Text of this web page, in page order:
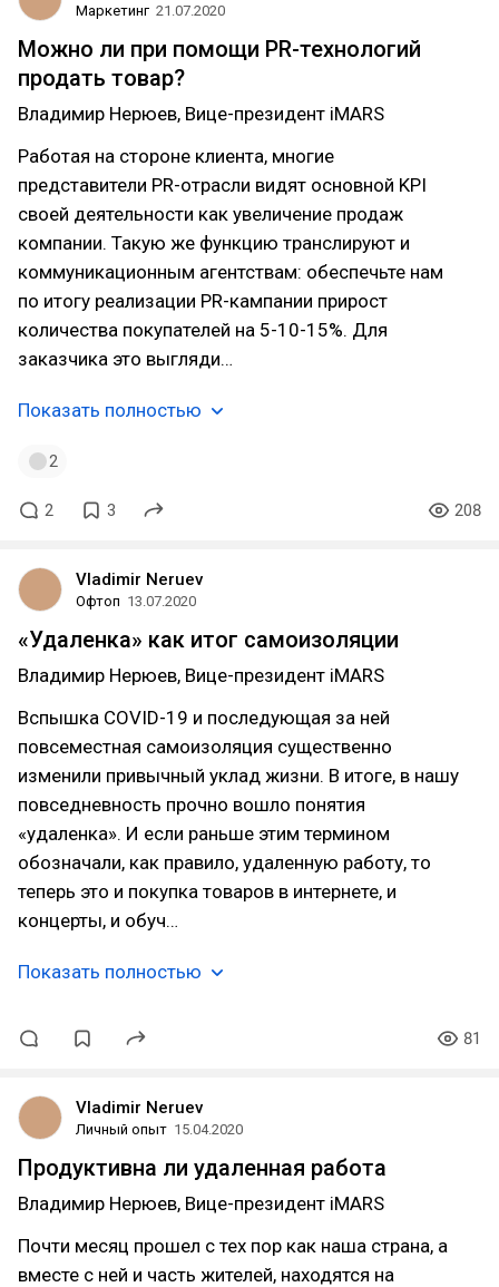
Маркетинг 21.07.2020
Можно ли при помощи PR-технологий
продать товар?
Владимир Нерюев, Вице-президент iMARS
Работая на стороне клиента, многие
представители PR-отрасли видят основной KPI
своей деятельности как увеличение продаж
компании. Такую же функцию транслируют и
коммуникационным агентствам: обеспечьте нам
по итогу реализации PR-кампании прирост
количества покупателей на 5-10-15%. Для
заказчика это выгляди…
Показать полностью
2
2 3 208
Vladimir Neruev
Офтоп 13.07.2020
«Удаленка» как итог самоизоляции
Владимир Нерюев, Вице-президент iMARS
Вспышка COVID-19 и последующая за ней
повсеместная самоизоляция существенно
изменили привычный уклад жизни. В итоге, в нашу
повседневность прочно вошло понятия
«удаленка». И если раньше этим термином
обозначали, как правило, удаленную работу, то
теперь это и покупка товаров в интернете, и
концерты, и обуч…
Показать полностью
81
Vladimir Neruev
Личный опыт 15.04.2020
Продуктивна ли удаленная работа
Владимир Нерюев, Вице-президент iMARS
Почти месяц прошел с тех пор как наша страна, а
вместе с ней и часть жителей, находятся на